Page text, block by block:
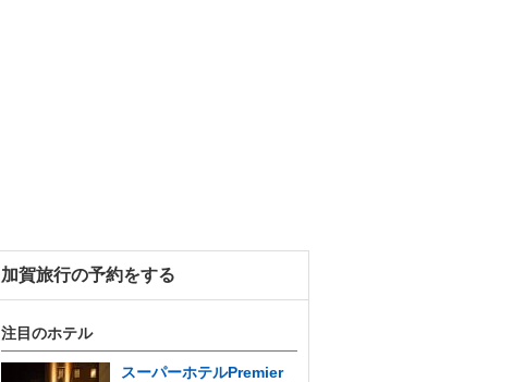
加賀旅行の予約をする
注目のホテル
スーパーホテルPremier